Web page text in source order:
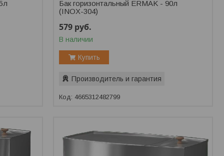
Бак горизонтальный ERMAK - 90л
(INOX-304)
579 руб.
В наличии
Купить
Производитель и гарантия
4665312482799